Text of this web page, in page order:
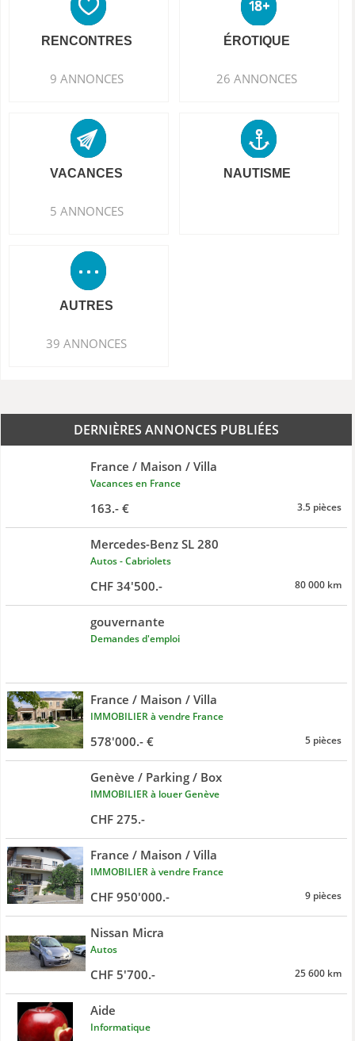
RENCONTRES
9 ANNONCES
ÉROTIQUE
26 ANNONCES
VACANCES
5 ANNONCES
NAUTISME
AUTRES
39 ANNONCES
DERNIÈRES ANNONCES PUBLIÉES
France / Maison / Villa
Vacances en France
163.- € 3.5 pièces
Mercedes-Benz SL 280
Autos - Cabriolets
CHF 34'500.- 80 000 km
gouvernante
Demandes d'emploi
France / Maison / Villa
IMMOBILIER à vendre France
578'000.- € 5 pièces
Genève / Parking / Box
IMMOBILIER à louer Genève
CHF 275.-
France / Maison / Villa
IMMOBILIER à vendre France
CHF 950'000.- 9 pièces
Nissan Micra
Autos
CHF 5'700.- 25 600 km
Aide
Informatique